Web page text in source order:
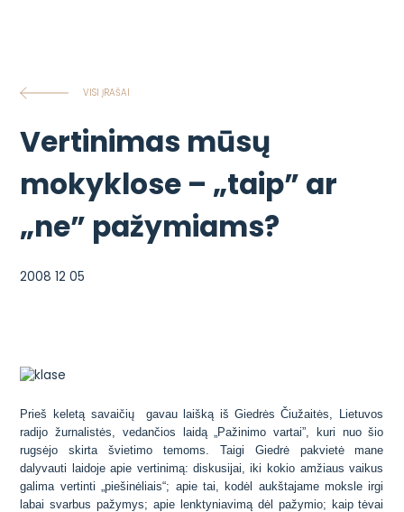
VISI ĮRAŠAI
Vertinimas mūsų
mokyklose – „taip” ar
„ne” pažymiams?
2008 12 05
Prieš keletą savaičių gavau laišką išGiedrės Čiužaitės, Lietuvos
radijo žurnalistės, vedančios laidą „Pažinimo vartai”, kuri nuo šio
rugsėjo skirta švietimo temoms. Taigi Giedrė pakvietė mane
dalyvauti laidoje apie vertinimą: diskusijai,iki kokio amžiaus vaikus
galima vertinti „piešinėliais“; apie tai, kodėl aukštajame moksleirgi
labai svarbus pažymys; apie lenktyniavimą dėl pažymio; kaip tėvai